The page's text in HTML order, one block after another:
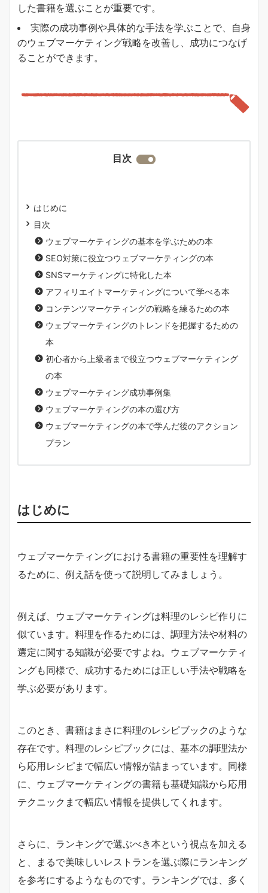
した書籍を選ぶことが重要です。
実際の成功事例や具体的な手法を学ぶことで、自身
のウェブマーケティング戦略を改善し、成功につなげ
ることができます。
目次
はじめに
目次
ウェブマーケティングの基本を学ぶための本
SEO対策に役立つウェブマーケティングの本
SNSマーケティングに特化した本
アフィリエイトマーケティングについて学べる本
コンテンツマーケティングの戦略を練るための本
ウェブマーケティングのトレンドを把握するための
本
初心者から上級者まで役立つウェブマーケティング
の本
ウェブマーケティング成功事例集
ウェブマーケティングの本の選び方
ウェブマーケティングの本で学んだ後のアクション
プラン
はじめに
ウェブマーケティングにおける書籍の重要性を理解す
るために、例え話を使って説明してみましょう。
例えば、ウェブマーケティングは料理のレシピ作りに
似ています。料理を作るためには、調理方法や材料の
選定に関する知識が必要ですよね。ウェブマーケティ
ングも同様で、成功するためには正しい手法や戦略を
学ぶ必要があります。
このとき、書籍はまさに料理のレシピブックのような
存在です。料理のレシピブックには、基本の調理法か
ら応用レシピまで幅広い情報が詰まっています。同様
に、ウェブマーケティングの書籍も基礎知識から応用
テクニックまで幅広い情報を提供してくれます。
さらに、ランキングで選ぶべき本という視点を加える
と、まるで美味しいレストランを選ぶ際にランキング
を参考にするようなものです。ランキングでは、多く